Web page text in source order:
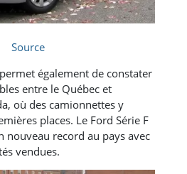
Source
également de constater
entre le Québec et
où des camionnettes y
places. Le Ford Série F
nouveau record au pays avec
vendues.